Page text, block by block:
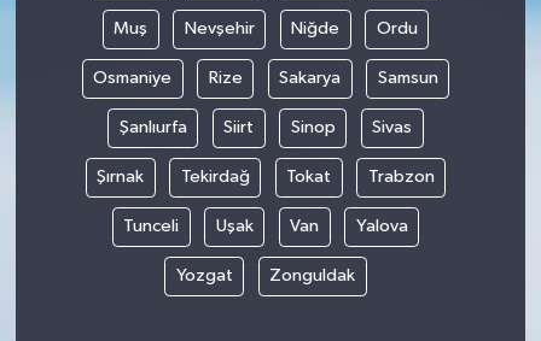
Muş Nevşehir Niğde Ordu
Osmaniye Rize Sakarya Samsun
Şanlıurfa Siirt Sinop Sivas
Şırnak Tekirdağ Tokat Trabzon
Tunceli Uşak Van Yalova
Yozgat Zonguldak